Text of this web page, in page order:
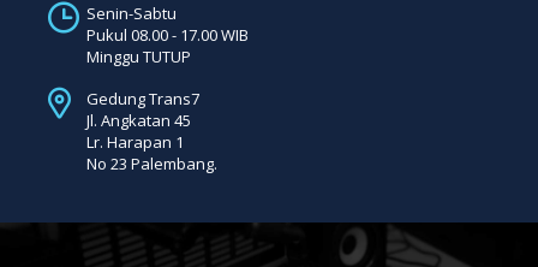
Senin-Sabtu
Pukul 08.00 - 17.00 WIB
Minggu TUTUP
Gedung Trans7
Jl. Angkatan 45
Lr. Harapan 1
No 23 Palembang.